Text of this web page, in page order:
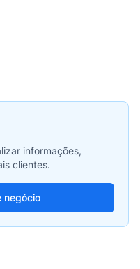
informações,
clientes.
negócio